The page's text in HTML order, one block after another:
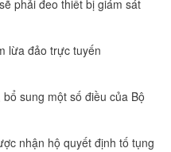
phải đeo thiết bị giám sát
lừa đảo trực tuyến
sung một số điều của Bộ
nhận hộ quyết định tố tụng